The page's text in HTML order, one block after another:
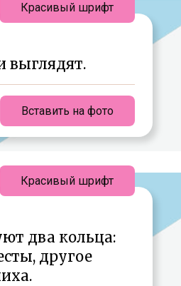
выглядят.
Вставить на фото
Красивый шрифт
два кольца:
другое
Красивый шрифт